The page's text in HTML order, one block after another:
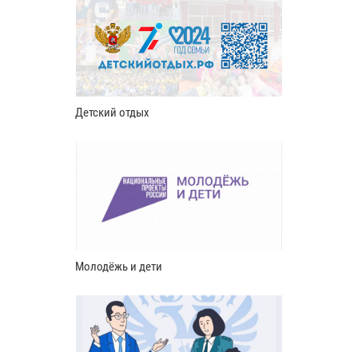
Детский отдых
Молодёжь и дети